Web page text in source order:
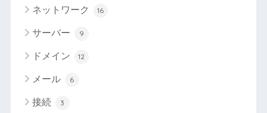
ネットワーク 16
サーバー 9
ドメイン 12
メール 6
接続 3